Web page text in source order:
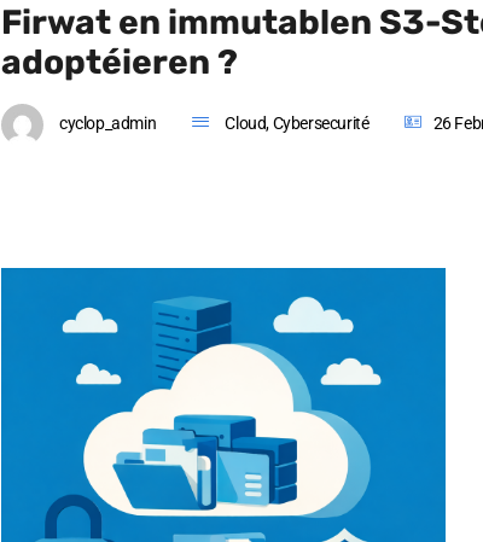
Firwat en immutablen S3-
adoptéieren ?
cyclop_admin Cloud,Cybersecurité 26